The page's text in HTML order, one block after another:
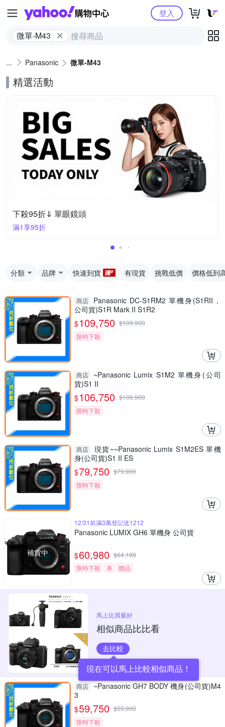
Yahoo購物中心
微單-M43
登入
Panasonic 微單-M43
精選活動
下殺95折⇓ 單眼鏡頭
滿1享95折
分類 品牌 快速到貨 有現貨 挑戰低價 價格低到
商店
Panasonic DC-S1RM2 單機身(S1RII，
公司貨)S1R Mark II S1R2
$109,750 $109,900
限時下殺
商店
~Panasonic Lumix S1M2 單機身(公司
貨)S1 II
$106,750 $106,900
限時下殺
商店
現貨~~Panasonic Lumix S1M2ES 單機
身(公司貨)S1 II ES
$79,750 $79,900
限時下殺
補貨中
12/31前滿3萬登記送1212
Panasonic LUMIX GH6 單機身 公司貨
$60,980 $64,189
限時下殺
券 贈品
馬上比買最好
相似商品比比看
去比較
現在可以馬上比較相似商品！
商店
~Panasonic GH7 BODY 機身(公司貨)M4
3
$59,750 $59,900
限時下殺